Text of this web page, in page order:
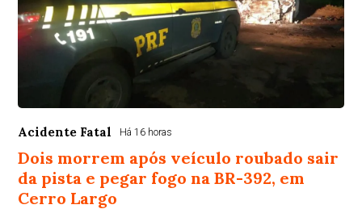
Acidente Fatal Há 16 horas
Dois morrem após veículo roubado sair
da pista e pegar fogo na BR-392, em
Cerro Largo